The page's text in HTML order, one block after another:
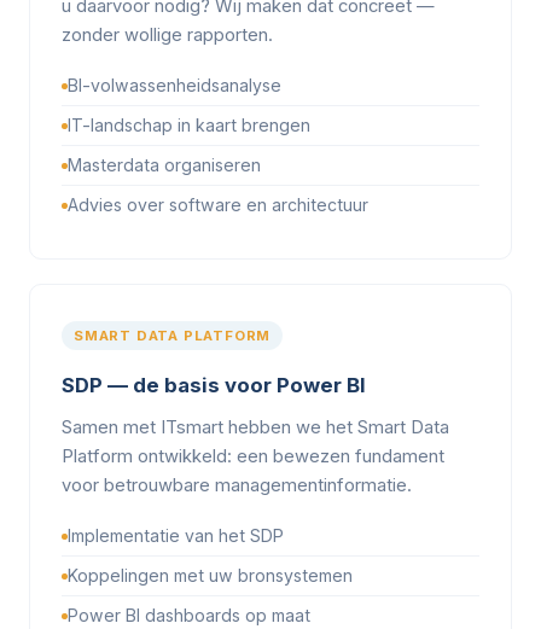
u daarvoor nodig? Wij maken dat concreet —
zonder wollige rapporten.
BI-volwassenheidsanalyse
IT-landschap in kaart brengen
Masterdata organiseren
Advies over software en architectuur
SMART DATA PLATFORM
SDP — de basis voor Power BI
Samen met ITsmart hebben we het Smart Data
Platform ontwikkeld: een bewezen fundament
voor betrouwbare managementinformatie.
Implementatie van het SDP
Koppelingen met uw bronsystemen
Power BI dashboards op maat